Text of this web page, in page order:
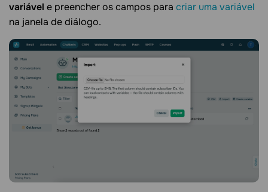
variável e preencher os campos para criar uma variável
na janela de diálogo.